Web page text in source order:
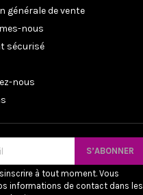
générale de vente
nous
sécurisé
nous
à tout moment. Vous
informations de contact dans les